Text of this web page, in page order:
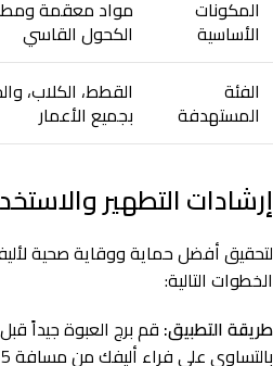
المكونات
الأساسية
مواد معقمة
الكحول القاسي
الفئة
المستهدفة
القطط، الكلاب،
بجميع الأعمار
إرشادات التطهير
لتحقيق أفضل حماية ووقاية صحية
الخطوات التالية:
طريقة التطبيق: قم برج العبوة جيداً